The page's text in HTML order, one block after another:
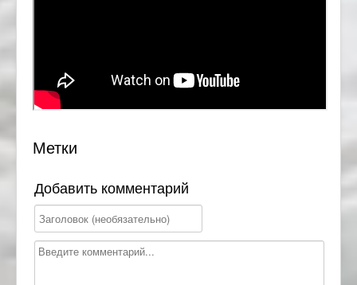
Метки
Добавить комментарий